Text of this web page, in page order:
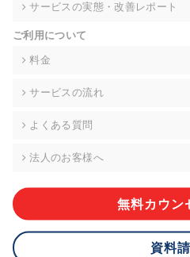
的な期間内に対応いたします。た
により、ご希望に添えない場合が
グなどの個人情報以外の情報につ
株式会社div 個人情報問合せ窓口
メールアドレス
ご本人様が当社に個人情報を提供
応ができない場合があります。
サービスの実態・改善レポート
ご利用について
料金
サービスの流れ
よくある質問
法人のお客様へ
無料カウン
資料